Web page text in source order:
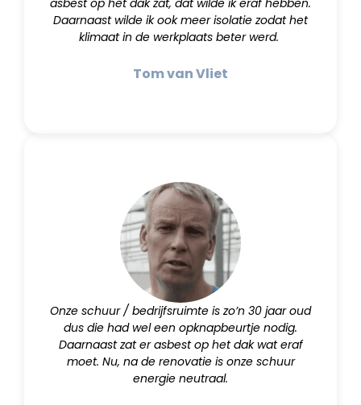
asbest op het dak zat, dat wilde ik eraf hebben.
Daarnaast wilde ik ook meer isolatie zodat het
klimaat in de werkplaats beter werd.
Tom van Vliet
Onze schuur / bedrijfsruimte is zo’n 30 jaar oud
dus die had wel een opknapbeurtje nodig.
Daarnaast zat er asbest op het dak wat eraf
moet. Nu, na de renovatie is onze schuur
energie neutraal.